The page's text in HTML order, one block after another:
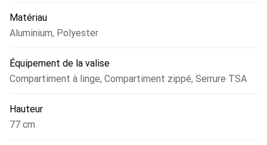
Matériau
Aluminium, Polyester
Équipement de la valise
Compartiment à linge, Compartiment zippé, Serrure TSA
Hauteur
77 cm